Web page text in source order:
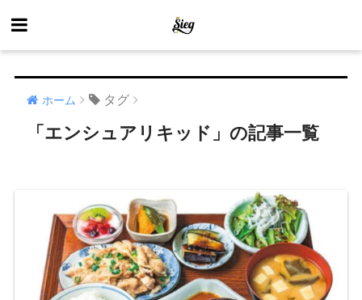
ホーム タグ
「エンシュアリキッド」の記事一覧